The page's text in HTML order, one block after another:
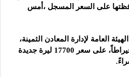
على السعر المسجل ،أمس
العامة لإدارة المعادن الثمينة،
حافظ غرام الذهب عيار 21 قيراطاً، على سعر 17700 ليرة ‏جديدة